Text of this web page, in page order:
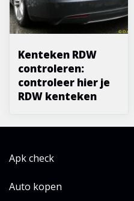
Kenteken RDW
controleren:
controleer hier je
RDW kenteken
Apk check
Auto kopen